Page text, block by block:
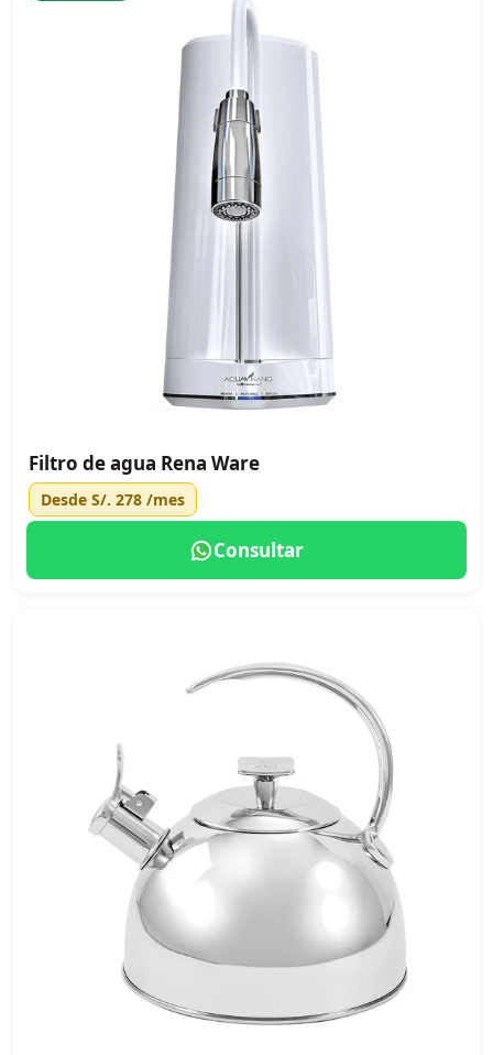
Filtro de agua Rena Ware
Desde S/. 278 /mes
Consultar